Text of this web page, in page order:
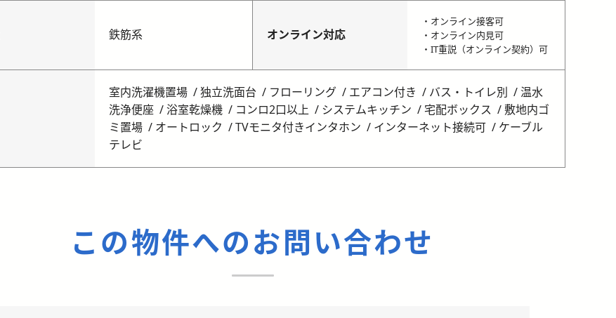
鉄筋系 オンライン対応
・オンライン接客可
・オンライン内見可
・IT重説（オンライン契約）可
室内洗濯機置場 独立洗面台 フローリング エアコン付き バス・トイレ別
温水
洗浄便座
浴室乾燥機 コンロ2口以上 システムキッチン 宅配ボックス
敷地内ゴ
ミ置場
オートロック TVモニタ付きインタホン インターネット接続可
ケーブル
テレビ
この物件へのお問い合わせ